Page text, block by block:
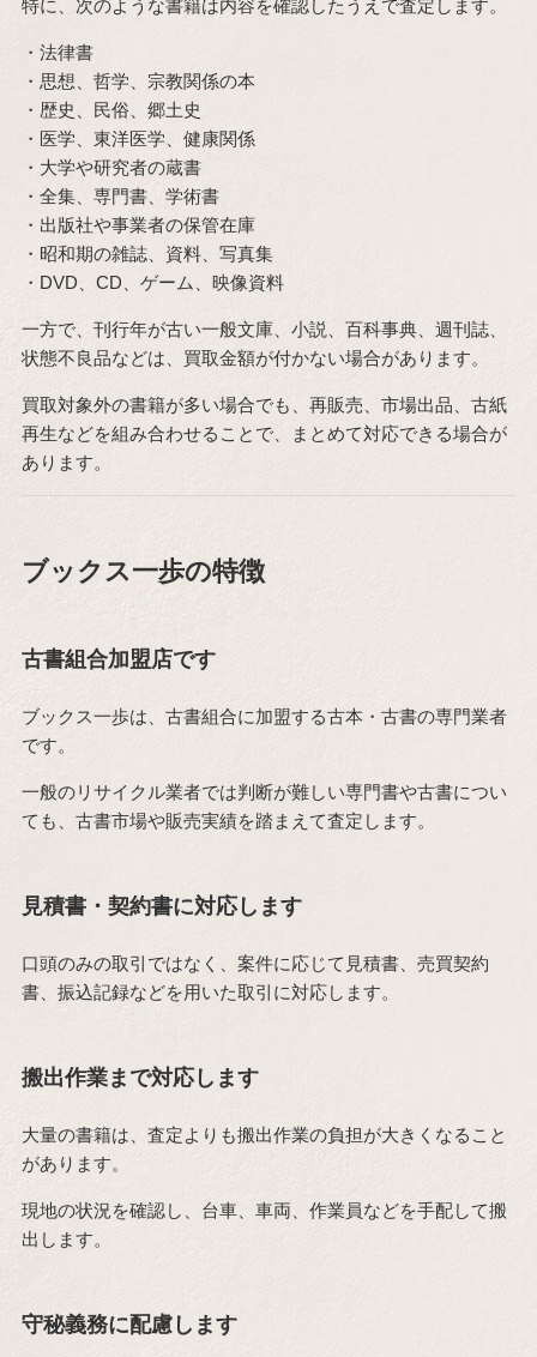
特に、次のような書籍は内容を確認したうえで査定します。
・法律書
・思想、哲学、宗教関係の本
・歴史、民俗、郷土史
・医学、東洋医学、健康関係
・大学や研究者の蔵書
・全集、専門書、学術書
・出版社や事業者の保管在庫
・昭和期の雑誌、資料、写真集
・DVD、CD、ゲーム、映像資料
一方で、刊行年が古い一般文庫、小説、百科事典、週刊誌、
状態不良品などは、買取金額が付かない場合があります。
買取対象外の書籍が多い場合でも、再販売、市場出品、古紙
再生などを組み合わせることで、まとめて対応できる場合が
あります。
ブックス一歩の特徴
古書組合加盟店です
ブックス一歩は、古書組合に加盟する古本・古書の専門業者
です。
一般のリサイクル業者では判断が難しい専門書や古書につい
ても、古書市場や販売実績を踏まえて査定します。
見積書・契約書に対応します
口頭のみの取引ではなく、案件に応じて見積書、売買契約
書、振込記録などを用いた取引に対応します。
搬出作業まで対応します
大量の書籍は、査定よりも搬出作業の負担が大きくなること
があります。
現地の状況を確認し、台車、車両、作業員などを手配して搬
出します。
守秘義務に配慮します